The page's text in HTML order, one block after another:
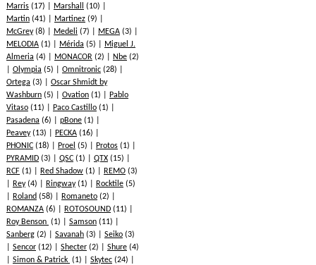
Marris (17) Marshall
(10)
Martin (41) Martinez (9)
McGrey(8) Medeli (7) MEGA (3)
MELODIA (1) Mérida (5)
Miguel J.
Almeria (4) MONACOR (2) Nbe (2)
Olympia (5) Omnitronic (28)
Ortega (3)
Oscar Shmidt by
Washburn (5) Ovation (1)
Pablo
Vitaso (11) Paco Castillo (1)
Pasadena (6) pBone (1)
Peavey(13) PECKA (16)
PHONIC (18) Proel (5) Protos (1)
PYRAMID (3) QSC (1) QTX (15)
RCF (1) Red Shadow (1) REMO (3)
Rey(4) Ringway(1) Rocktile (5)
Roland (58) Romaneto (2)
ROMANZA (6) ROTOSOUND (11)
Roy Benson (1) Samson (11)
Sanberg (2) Savanah (3) Seiko (3)
Sencor (12) Shecter (2) Shure (4)
Simon & Patrick (1) Skytec (24)